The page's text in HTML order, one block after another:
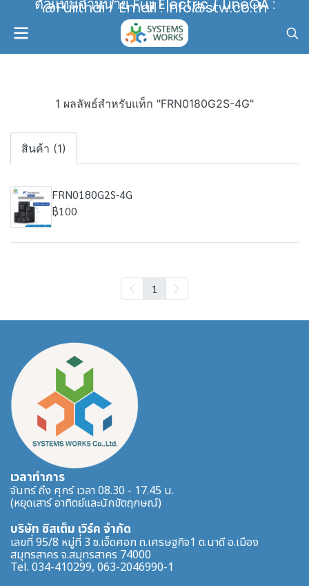
ตัวแทนจำหน่าย Fuji Electric / LineOA :
@Fujithai / Email : info@stw.co.th
1 ผลลัพธ์สำหรับแท็ก "FRN0180G2S-4G"
สินค้า (1)
FRN0180G2S-4G
฿100
1
เวลาทำการ
จันทร์ ถึง ศุกร์ เวลา 08.30 - 17.45 น.
(หยุดเสาร์ อาทิตย์และนักขัตฤกษณ์)
บริษัท ซิสเต็ม เวิร์ค จำกัด
เลขที่ 95/8 หมู่ที่ 3 ซ.เจ็ดศอก ถ.เศรษฐกิจ1 ต.นาดี อ.เมือง
สมุทรสาคร จ.สมุทรสาคร 74000
Tel. 034-410299, 063-2046990-1